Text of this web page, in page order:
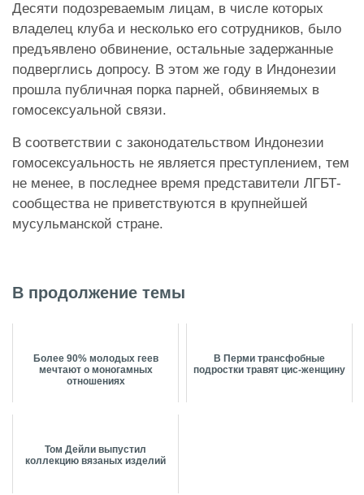
Десяти подозреваемым лицам, в числе которых
владелец клуба и несколько его сотрудников, было
предъявлено обвинение, остальные задержанные
подверглись допросу. В этом же году в Индонезии
прошла публичная порка парней, обвиняемых в
гомосексуальной связи.
В соответствии с законодательством Индонезии
гомосексуальность не является преступлением, тем
не менее, в последнее время представители ЛГБТ-
сообщества не приветствуются в крупнейшей
мусульманской стране.
В продолжение темы
Более 90% молодых геев
мечтают о моногамных
отношениях
В Перми трансфобные
подростки травят цис-женщину
Том Дейли выпустил
коллекцию вязаных изделий